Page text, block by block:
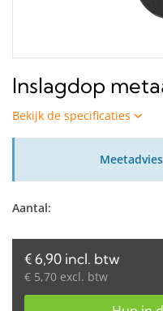
Inslagdop
Bekijk de specificaties
Meetadvies
Aantal:
€ 6,90 incl. btw
€ 5,70 excl. btw